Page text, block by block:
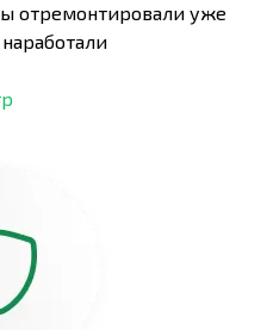
отремонтировали уже